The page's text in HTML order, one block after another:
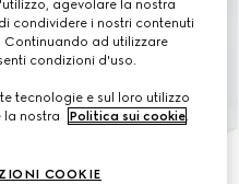
agevolare la nostra
condividere i nostri contenuti
Continuando ad utilizzare
condizioni d'uso.
tecnologie e sul loro utilizzo
la nostra
Politica sui cookie.
COOKIE